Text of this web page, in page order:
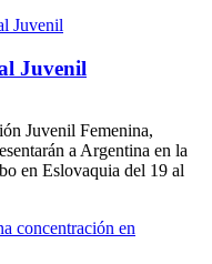
Juvenil
Juvenil Femenina,
a Argentina en la
en Eslovaquia del 19 al